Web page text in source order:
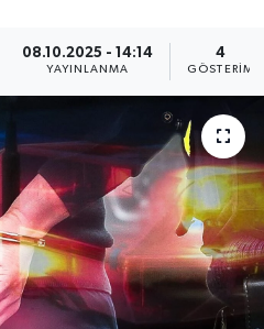
08.10.2025 - 14:14
YAYINLANMA
4
GÖSTERIM